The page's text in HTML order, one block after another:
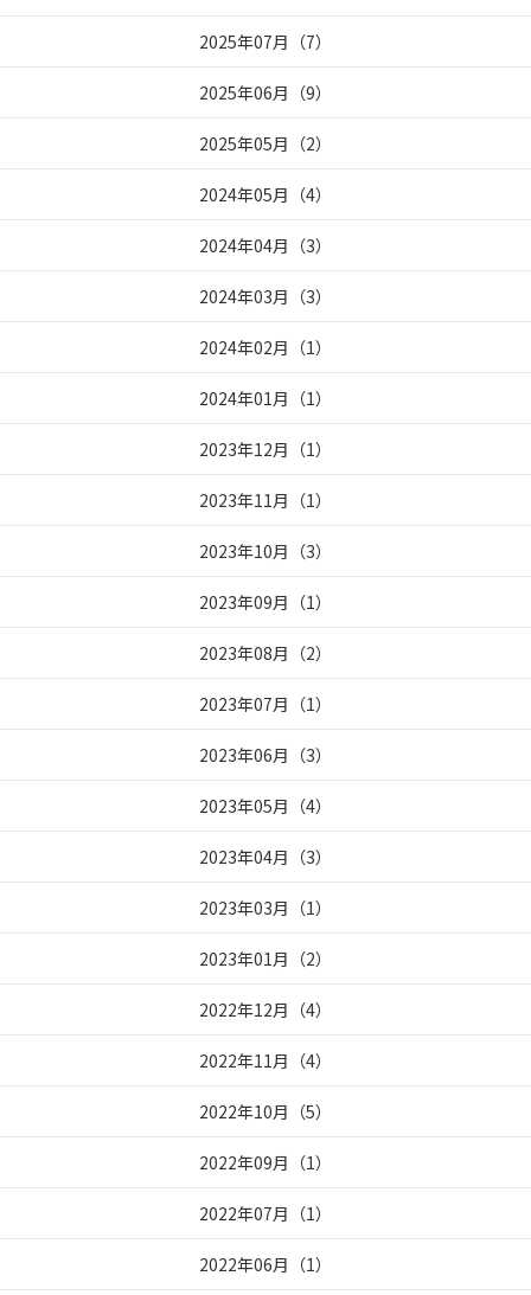
2025年07月 （7）
2025年06月 （9）
2025年05月 （2）
2024年05月 （4）
2024年04月 （3）
2024年03月 （3）
2024年02月 （1）
2024年01月 （1）
2023年12月 （1）
2023年11月 （1）
2023年10月 （3）
2023年09月 （1）
2023年08月 （2）
2023年07月 （1）
2023年06月 （3）
2023年05月 （4）
2023年04月 （3）
2023年03月 （1）
2023年01月 （2）
2022年12月 （4）
2022年11月 （4）
2022年10月 （5）
2022年09月 （1）
2022年07月 （1）
2022年06月 （1）